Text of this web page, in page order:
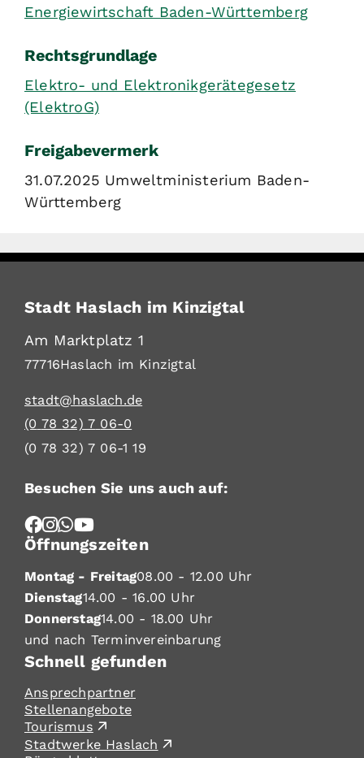
Energiewirtschaft Baden-Württemberg
Rechtsgrundlage
Elektro- und Elektronikgerätegesetz
(ElektroG)
Freigabevermerk
31.07.2025 Umweltministerium Baden-
Württemberg
Stadt Haslach im Kinzigtal
Am Marktplatz 1
77716Haslach im Kinzigtal
stadt@haslach.de
(0 78 32) 7 06-0
(0 78 32) 7 06-1 19
Besuchen Sie uns auch auf:
Öffnungszeiten
Montag - Freitag08.00 - 12.00 Uhr
Dienstag14.00 - 16.00 Uhr
Donnerstag14.00 - 18.00 Uhr
und nach Terminvereinbarung
Schnell gefunden
Ansprechpartner
Stellenangebote
Tourismus
Stadtwerke Haslach